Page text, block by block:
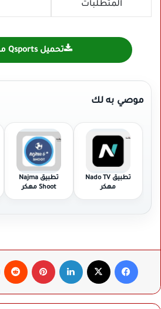
المتطلبات
تحميل Qsports مهكر
موصي به لك
تطبيق Nado TV
مهكر
تطبيق Najma
Shoot مهكر
فيسبوك لينكدإن بينتيريست